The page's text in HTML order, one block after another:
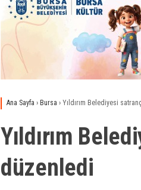
Ana Sayfa › Bursa › Yıldırım Belediyesi
Yıldırım
düzenledi